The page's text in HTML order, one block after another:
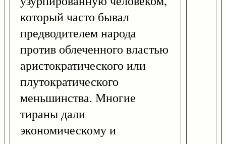
который часто бывал
предводителем народа
против облеченного властью
аристократического или
плутократического
меньшинства. Многие
тираны дали
экономическому и